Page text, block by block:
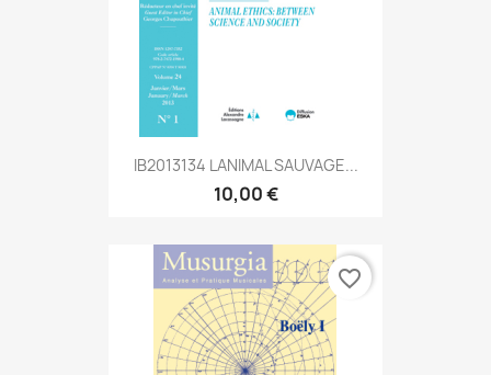
IB2013134 LANIMAL SAUVAGE...
10,00 €
favorite_border